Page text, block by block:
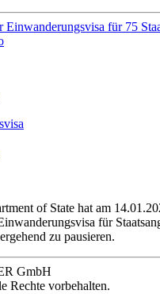
Einwanderungsvisa für 75
of State hat am
für
zu pausieren.
GmbH
Rechte vorbehalten.